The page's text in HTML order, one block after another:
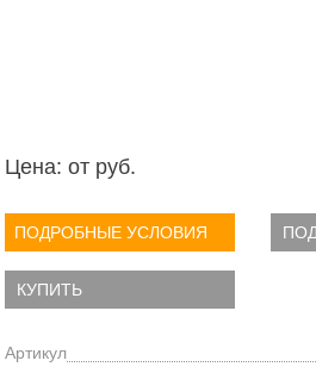
Цена: от руб.
ПОДРОБНЫЕ УСЛОВИЯ
КУПИТЬ
Артикул